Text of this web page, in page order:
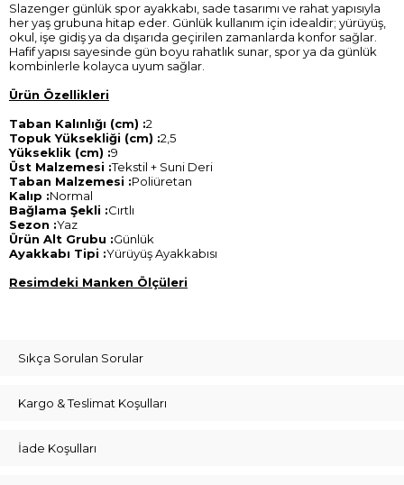
Slazenger günlük spor ayakkabı, sade tasarımı ve rahat yapısıyla
her yaş grubuna hitap eder. Günlük kullanım için idealdir; yürüyüş,
okul, işe gidiş ya da dışarıda geçirilen zamanlarda konfor sağlar.
Hafif yapısı sayesinde gün boyu rahatlık sunar, spor ya da günlük
kombinlerle kolayca uyum sağlar.
Ürün Özellikleri
Taban Kalınlığı (cm) :2
Topuk Yüksekliği (cm) :2,5
Yükseklik (cm) :9
Üst Malzemesi :Tekstil + Suni Deri
Taban Malzemesi :Poliüretan
Kalıp :Normal
Bağlama Şekli :Cırtlı
Sezon :Yaz
Ürün Alt Grubu :Günlük
Ayakkabı Tipi :Yürüyüş Ayakkabısı
Resimdeki Manken Ölçüleri
Sıkça Sorulan Sorular
Kargo & Teslimat Koşulları
İade Koşulları